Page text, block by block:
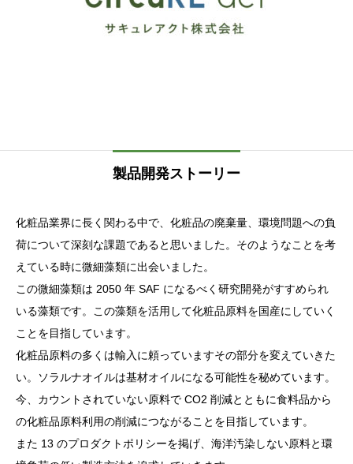
製品開発ストーリー
化粧品業界に長く関わる中で、化粧品の廃棄量、環境問題への負
荷について深刻な課題であると思いました。そのようなことを考
えている時に微細藻類に出会いました。
この微細藻類は 2050 年 SAF になるべく研究開発がすすめられ
いる藻類です。この藻類を活用して化粧品原料を国産にしていく
ことを目指しています。
化粧品原料の多くは輸入に頼っていますその部分を変えていきた
い。ソラルナオイルは基材オイルになる可能性を秘めています。
今、カウントされていない原料で CO2 削減とともに食料品から
の化粧品原料利用の削減につながることを目指しています。
また 13 のプロダクトポリシーを掲げ、海洋汚染しない原料と環